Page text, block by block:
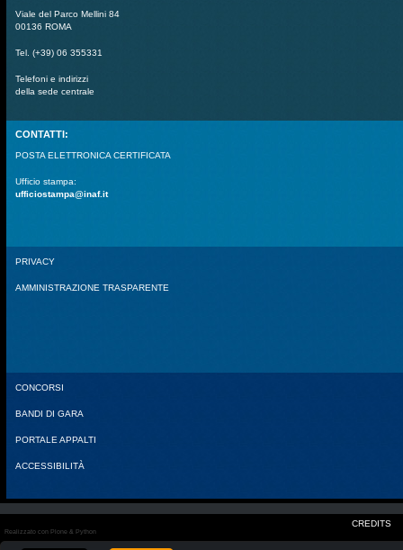
Viale del Parco Mellini 84
00136 ROMA
Tel. (+39) 06 355331
Telefoni e indirizzi
della sede centrale
CONTATTI:
POSTA ELETTRONICA CERTIFICATA
Ufficio stampa:
ufficiostampa@inaf.it
PRIVACY
AMMINISTRAZIONE TRASPARENTE
CONCORSI
BANDI DI GARA
PORTALE APPALTI
ACCESSIBILITÀ
CREDITS
Realizzato con Plone & Python